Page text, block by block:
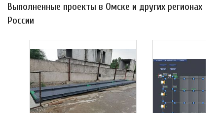
Выполненные проекты в Омске и других регионах
России